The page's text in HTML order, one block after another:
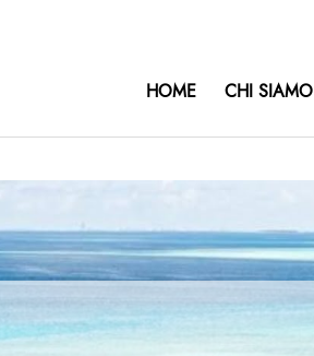
HOME CHI SIAMO